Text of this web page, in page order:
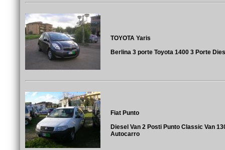
TOYOTA Yaris
Berlina 3 porte Toyota 1400 3 Porte
Fiat Punto
Diesel Van 2 Posti Punto Classic Van
Autocarro